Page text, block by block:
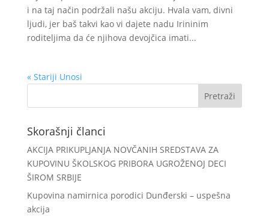
i na taj način podržali našu akciju. Hvala vam, divni
ljudi, jer baš takvi kao vi dajete nadu Irininim
roditeljima da će njihova devojčica imati...
« Stariji Unosi
Skorašnji članci
AKCIJA PRIKUPLJANJA NOVČANIH SREDSTAVA ZA
KUPOVINU ŠKOLSKOG PRIBORA UGROŽENOJ DECI
ŠIROM SRBIJE
Kupovina namirnica porodici Dunđerski – uspešna
akcija